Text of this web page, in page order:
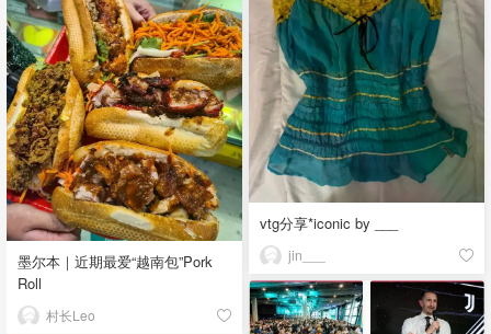
vtg分享*iconic by ___
jin___
墨尔本｜近期最爱“越南包”Pork
Roll
村长Leo